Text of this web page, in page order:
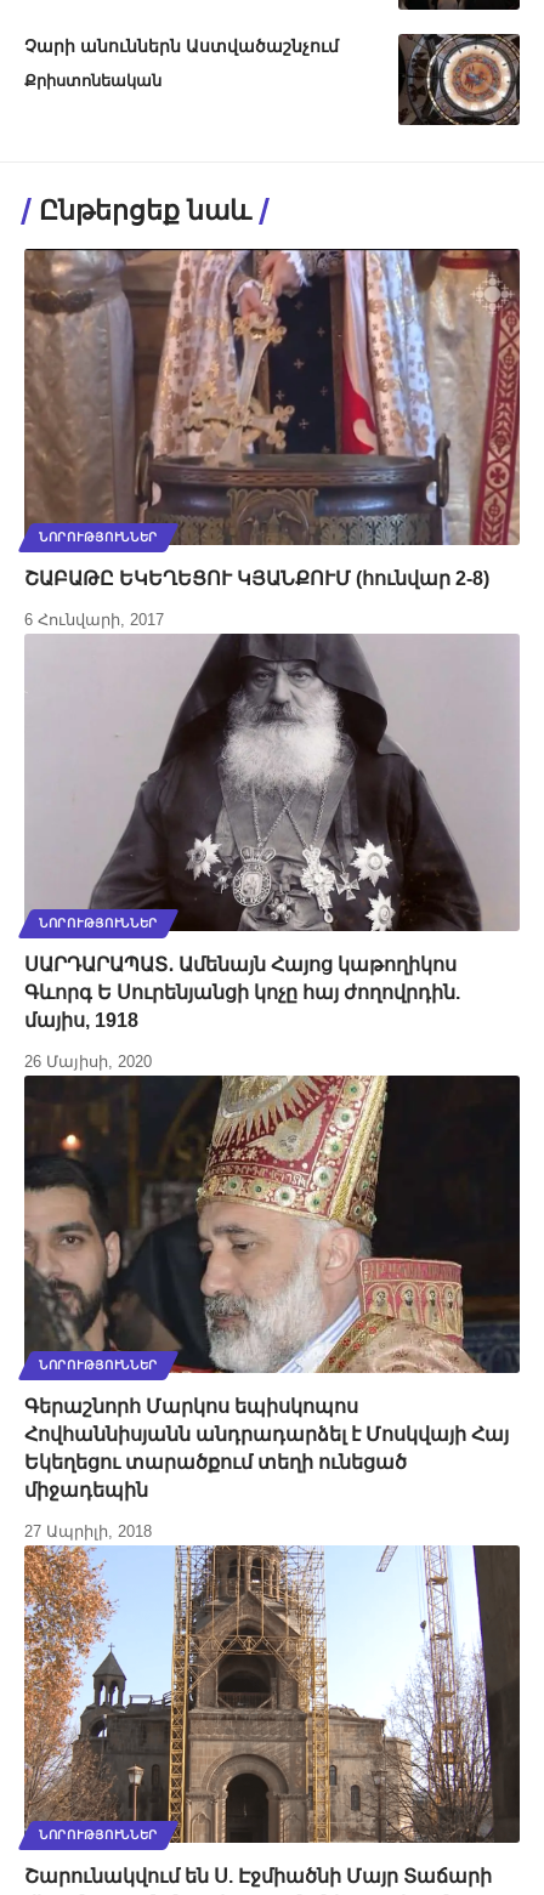
Չարի անուններն Աստվածաշնչում
Քրիստոնեական
Ընթերցեք նաև
ՆՈՐՈՒԹՅՈՒՆՆԵՐ
ՇԱԲԱԹԸ ԵԿԵՂԵՑՈՒ ԿՅԱՆՔՈՒՄ (հունվար 2-8)
6 Հունվարի, 2017
ՆՈՐՈՒԹՅՈՒՆՆԵՐ
ՍԱՐԴԱՐԱՊԱՏ․ Ամենայն Հայոց կաթողիկոս
Գևորգ Ե Սուրենյանցի կոչը հայ ժողովրդին.
մայիս, 1918
26 Մայիսի, 2020
ՆՈՐՈՒԹՅՈՒՆՆԵՐ
Գերաշնորհ Մարկոս եպիսկոպոս
Հովհաննիսյանն անդրադարձել է Մոսկվայի Հայ
Եկեղեցու տարածքում տեղի ունեցած
միջադեպին
27 Ապրիլի, 2018
ՆՈՐՈՒԹՅՈՒՆՆԵՐ
Շարունակվում են Ս. Էջմիածնի Մայր Տաճարի